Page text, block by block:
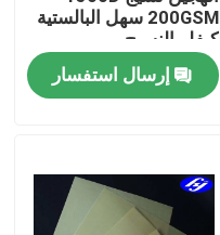
200GSM سهل البالستية
كيفلر النسيج
إرسال استفسار